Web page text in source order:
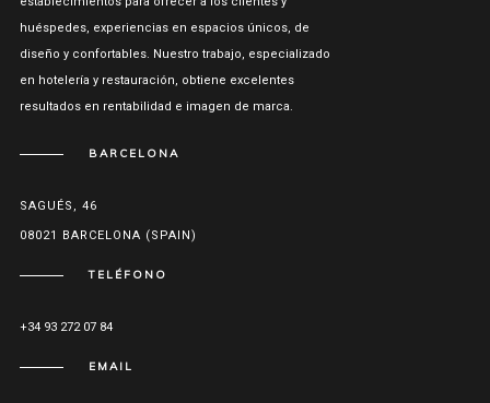
huéspedes, experiencias en espacios únicos, de
diseño y confortables. Nuestro trabajo, especializado
en hotelería y restauración, obtiene excelentes
resultados en rentabilidad e imagen de marca.
BARCELONA
SAGUÉS, 46
08021 BARCELONA (SPAIN)
TELÉFONO
+34 93 272 07 84
EMAIL